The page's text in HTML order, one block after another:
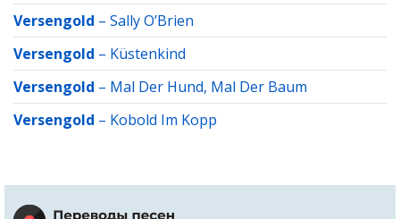
Versengold – Sally O’Brien
Versengold – Küstenkind
Versengold – Mal Der Hund, Mal Der Baum
Versengold – Kobold Im Kopp